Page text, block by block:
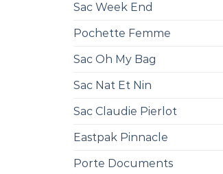
Sac Week End
Pochette Femme
Sac Oh My Bag
Sac Nat Et Nin
Sac Claudie Pierlot
Eastpak Pinnacle
Porte Documents